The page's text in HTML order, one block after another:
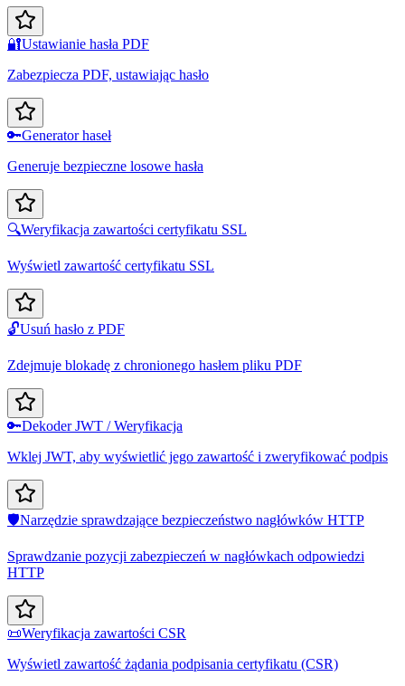
🔐Ustawianie hasła PDF
Zabezpiecza PDF, ustawiając hasło
🔑Generator haseł
Generuje bezpieczne losowe hasła
🔍Weryfikacja zawartości certyfikatu SSL
Wyświetl zawartość certyfikatu SSL
🔓Usuń hasło z PDF
Zdejmuje blokadę z chronionego hasłem pliku PDF
🔑Dekoder JWT / Weryfikacja
Wklej JWT, aby wyświetlić jego zawartość i zweryfikować podpis
🛡️Narzędzie sprawdzające bezpieczeństwo nagłówków HTTP
Sprawdzanie pozycji zabezpieczeń w nagłówkach odpowiedzi
HTTP
📜Weryfikacja zawartości CSR
Wyświetl zawartość żądania podpisania certyfikatu (CSR)